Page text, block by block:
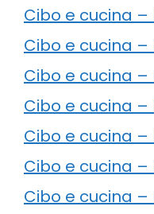
Cibo e cucina
Cibo e cucina
Cibo e cucina
Cibo e cucina
Cibo e cucina
Cibo e cucina
Cibo e cucina